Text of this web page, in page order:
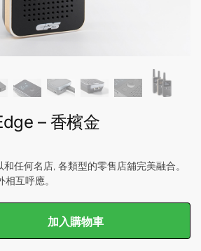
– 香檳金
任何名店, 各類型的零售店舖完美融合。
互呼應。
加入購物車